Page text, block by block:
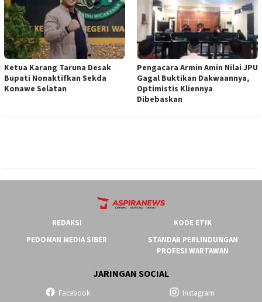
Ketua ‎Karang Taruna Desak
Bupati Nonaktifkan Sekda
Konawe Selatan
‎Pengacara Armin Amin Nilai JPU
Gagal Buktikan Dakwaannya,
Optimistis Kliennya
Dibebaskan
REDAKSI
KODE ETIK
PEDOMAN MEDIA SIBER
STANDAR PERLINDUNGAN
PROFESI WARTAWAN
JARINGAN SOCIAL
Facebook Instagram